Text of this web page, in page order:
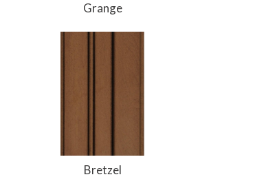
Grange
Bretzel